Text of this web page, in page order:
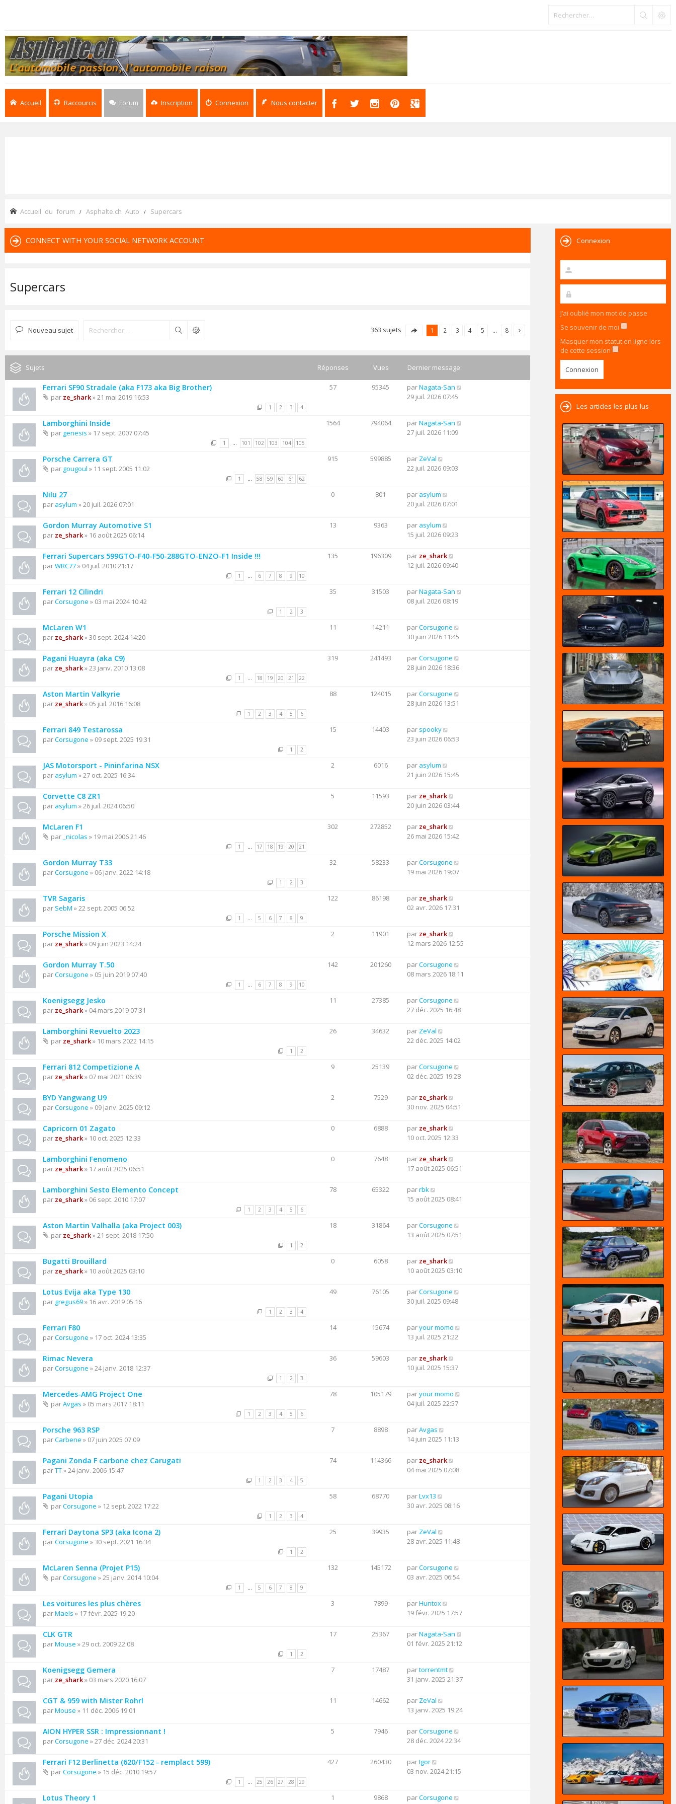
Accueil Raccourcis Forum Inscription Connexion Nous contacter
Accueil du forum Asphalte.ch Auto Supercars
CONNECT WITH YOUR SOCIAL NETWORK ACCOUNT
Supercars
Nouveau sujet Rechercher 363 sujets 1 2 3 4 5 … 8
Sujets Réponses Vues Dernier message
Ferrari SF90 Stradale (aka F173 aka Big Brother)
par ze_shark» 21 mai 2019 16:53
1 2 3 4
57 95345 parNagata-San
29 juil. 2026 07:45
Lamborghini Inside
par genesis » 17 sept. 2007 07:45
1 … 101 102 103 104 105
1564 794064 parNagata-San
27 juil. 2026 11:09
Porsche Carrera GT
par gougoul » 11 sept. 2005 11:02
1 … 58 59 60 61 62
915 599885 par ZeVal
22 juil. 2026 09:03
Nilu 27
par asylum » 20 juil. 2026 07:01
0 801 par asylum
20 juil. 2026 07:01
Gordon Murray Automotive S1
par ze_shark» 16 août 2025 06:14
13 9363 par asylum
15 juil. 2026 09:23
Ferrari Supercars 599GTO-F40-F50-288GTO-ENZO-F1 Inside !!!
parWRC77» 04 juil. 2010 21:17
1 … 6 7 8 9 10
135 196309 par ze_shark
12 juil. 2026 09:40
Ferrari 12 Cilindri
parCorsugone » 03 mai 2024 10:42
1 2 3
35 31503 parNagata-San
08 juil. 2026 08:19
McLaren W1
par ze_shark» 30 sept. 2024 14:20
11 14211 parCorsugone
30 juin 2026 11:45
Pagani Huayra (aka C9)
par ze_shark» 23 janv. 2010 13:08
1 … 18 19 20 21 22
319 241493 parCorsugone
28 juin 2026 18:36
Aston Martin Valkyrie
par ze_shark» 05 juil. 2016 16:08
1 2 3 4 5 6
88 124015 parCorsugone
28 juin 2026 13:51
Ferrari 849 Testarossa
parCorsugone » 09 sept. 2025 19:31
1 2
15 14403 par spooky
23 juin 2026 06:53
JAS Motorsport - Pininfarina NSX
par asylum » 27 oct. 2025 16:34
2 6016 par asylum
21 juin 2026 15:45
Corvette C8 ZR1
par asylum » 26 juil. 2024 06:50
5 11593 par ze_shark
20 juin 2026 03:44
McLaren F1
par _nicolas » 19 mai 2006 21:46
1 … 17 18 19 20 21
302 272852 par ze_shark
26 mai 2026 15:42
Gordon Murray T33
parCorsugone » 06 janv. 2022 14:18
1 2 3
32 58233 parCorsugone
19 mai 2026 19:07
TVR Sagaris
par SebM » 22 sept. 2005 06:52
1 … 5 6 7 8 9
122 86198 par ze_shark
02 avr. 2026 17:31
Porsche Mission X
par ze_shark» 09 juin 2023 14:24
2 11901 par ze_shark
12 mars 2026 12:55
Gordon Murray T.50
parCorsugone » 05 juin 2019 07:40
1 … 6 7 8 9 10
142 201260 parCorsugone
08 mars 2026 18:11
Koenigsegg Jesko
par ze_shark» 04 mars 2019 07:31
11 27385 parCorsugone
27 déc. 2025 16:48
Lamborghini Revuelto 2023
par ze_shark» 10 mars 2022 14:15
1 2
26 34632 par ZeVal
22 déc. 2025 14:02
Ferrari 812 Competizione A
par ze_shark» 07 mai 2021 06:39
9 25139 parCorsugone
02 déc. 2025 19:28
BYD Yangwang U9
parCorsugone » 09 janv. 2025 09:12
2 7529 par ze_shark
30 nov. 2025 04:51
Capricorn 01 Zagato
par ze_shark» 10 oct. 2025 12:33
0 6888 par ze_shark
10 oct. 2025 12:33
Lamborghini Fenomeno
par ze_shark» 17 août 2025 06:51
0 7648 par ze_shark
17 août 2025 06:51
Lamborghini Sesto Elemento Concept
par ze_shark» 06 sept. 2010 17:07
1 2 3 4 5 6
78 65322 parrbk
15 août 2025 08:41
Aston Martin Valhalla (aka Project 003)
par ze_shark» 21 sept. 2018 17:50
1 2
18 31864 parCorsugone
13 août 2025 07:51
Bugatti Brouillard
par ze_shark» 10 août 2025 03:10
0 6058 par ze_shark
10 août 2025 03:10
Lotus Evija aka Type 130
par gregus69» 16 avr. 2019 05:16
1 2 3 4
49 76105 parCorsugone
30 juil. 2025 09:48
Ferrari F80
parCorsugone » 17 oct. 2024 13:35
14 15674 paryour momo
13 juil. 2025 21:22
Rimac Nevera
parCorsugone » 24 janv. 2018 12:37
1 2 3
36 59603 par ze_shark
10 juil. 2025 15:37
Mercedes-AMG Project One
parAvgas » 05 mars 2017 18:11
1 2 3 4 5 6
78 105179 paryour momo
04 juil. 2025 22:57
Porsche 963 RSP
parCarbene » 07 juin 2025 07:09
7 8898 parAvgas
14 juin 2025 11:13
Pagani Zonda F carbone chez Carugati
parTT» 24 janv. 2006 15:47
1 2 3 4 5
74 114366 par ze_shark
04 mai 2025 07:08
Pagani Utopia
parCorsugone » 12 sept. 2022 17:22
1 2 3 4
58 68770 parLvx13
30 avr. 2025 08:16
Ferrari Daytona SP3 (aka Icona 2)
parCorsugone » 30 sept. 2021 16:34
1 2
25 39935 par ZeVal
28 avr. 2025 11:48
McLaren Senna (Projet P15)
parCorsugone » 25 janv. 2014 10:04
1 … 5 6 7 8 9
132 145172 parCorsugone
03 avr. 2025 06:54
Les voitures les plus chères
parMaels » 17 févr. 2025 19:20
3 7899 parHuntox
19 févr. 2025 17:57
CLK GTR
parMouse » 29 oct. 2009 22:08
1 2
17 25367 parNagata-San
01 févr. 2025 21:12
Koenigsegg Gemera
par ze_shark» 03 mars 2020 16:07
7 17487 partorrentmt
31 janv. 2025 21:37
CGT & 959 with Mister Rohrl
parMouse » 11 déc. 2006 19:01
11 14662 par ZeVal
13 janv. 2025 19:24
AION HYPER SSR : Impressionnant !
parCorsugone » 27 déc. 2024 20:31
5 7946 parCorsugone
28 déc. 2024 22:34
Ferrari F12 Berlinetta (620/F152 - remplact 599)
parCorsugone » 15 déc. 2010 19:57
1 … 25 26 27 28 29
427 260430 parIgor
03 nov. 2024 21:15
Lotus Theory 1 1 9868 parCorsugone
Connexion
J’ai oublié mon mot de passe
Se souvenir de moi
Masquer mon statut en ligne lors
de cette session
Les articles les plus lus